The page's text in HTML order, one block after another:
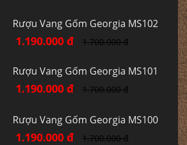
Rượu Vang Gốm Georgia MS102
1.190.000 đ 1.700.000 đ
Rượu Vang Gốm Georgia MS101
1.190.000 đ 1.700.000 đ
Rượu Vang Gốm Georgia MS100
1.190.000 đ 1.700.000 đ